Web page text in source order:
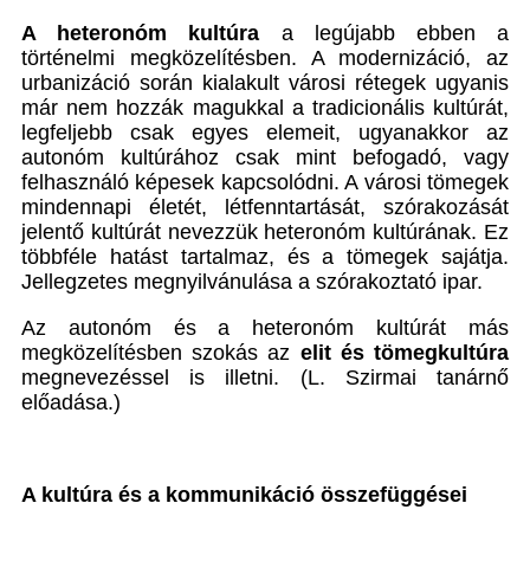
A heteronóm kultúra a legújabb ebben a
történelmi megközelítésben. A modernizáció, az
urbanizáció során kialakult városi rétegek ugyanis
már nem hozzák magukkal a tradicionális kultúrát,
legfeljebb csak egyes elemeit, ugyanakkor az
autonóm kultúrához csak mint befogadó, vagy
felhasználó képesek kapcsolódni. A városi tömegek
mindennapi életét, létfenntartását, szórakozását
jelentő kultúrát nevezzük heteronóm kultúrának. Ez
többféle hatást tartalmaz, és a tömegek sajátja.
Jellegzetes megnyilvánulása a szórakoztató ipar.
Az autonóm és a heteronóm kultúrát más
megközelítésben szokás az elit és tömegkultúra
megnevezéssel is illetni. (L. Szirmai tanárnő
előadása.)
A kultúra és a kommunikáció összefüggései